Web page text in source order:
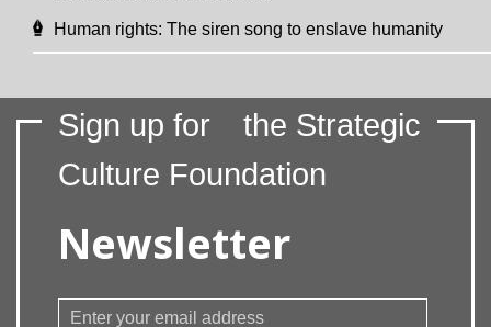
Human rights: The siren song to enslave humanity
Sign up for
the Strategic
Culture Foundation
Newsletter